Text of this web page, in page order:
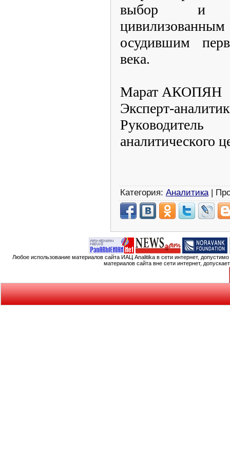
выбор и
осудившим
века.
Марат АКОПЯН
Эксперт-аналитик
аналитического
Категория: Аналитика |
Любое использование материалов сайта ИАЦ Analitika в сети интернет,
материалов сайта вне сети интернет,